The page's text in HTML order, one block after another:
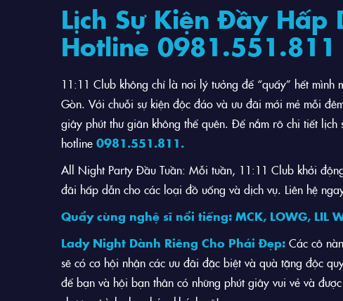
Lịch Sự Kiện Đầy Hấp
Hotline 0981.551.811
11:11 Club không chỉ là nơi lý tưởng để “quẩy” hết
Gòn. Với chuỗi sự kiện độc đáo và ưu đãi mới mẻ mỗi
giây phút thư giãn không thể quên. Để nắm rõ chi tiết
hotline 0981.551.811.
All Night Party Đầu Tuần: Mỗi tuần, 11:11 Club khởi
đãi hấp dẫn cho các loại đồ uống và dịch vụ. Liên hệ
Quẩy cùng nghệ sĩ nổi tiếng: MCK, LOWG, LIL
Lady Night Dành Riêng Cho Phái Đẹp: Các cô
sẽ có cơ hội nhận các ưu đãi đặc biệt và quà tặng độc
để bạn và hội bạn thân có những phút giây vui vẻ và